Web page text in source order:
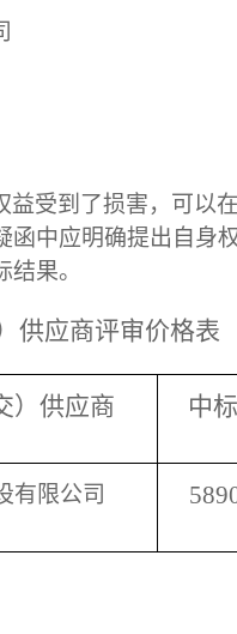
受到了损害，可以
中应明确提出自身
果。
供应商评审价格表
）供应商 中
有限公司